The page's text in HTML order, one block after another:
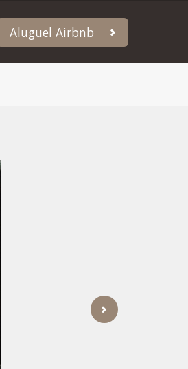
Aluguel Airbnb